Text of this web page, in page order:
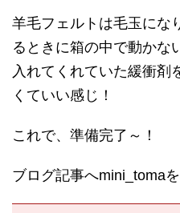
羊毛フェルトは毛玉にな
るときに箱の中で動かな
入れてくれていた緩衝剤
くていい感じ！
これで、準備完了～！
ブログ記事へmini_toma